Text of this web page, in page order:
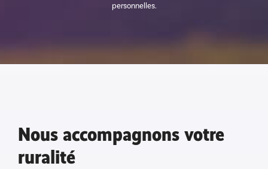
personnelles.
Nous accompagnons votre
ruralité